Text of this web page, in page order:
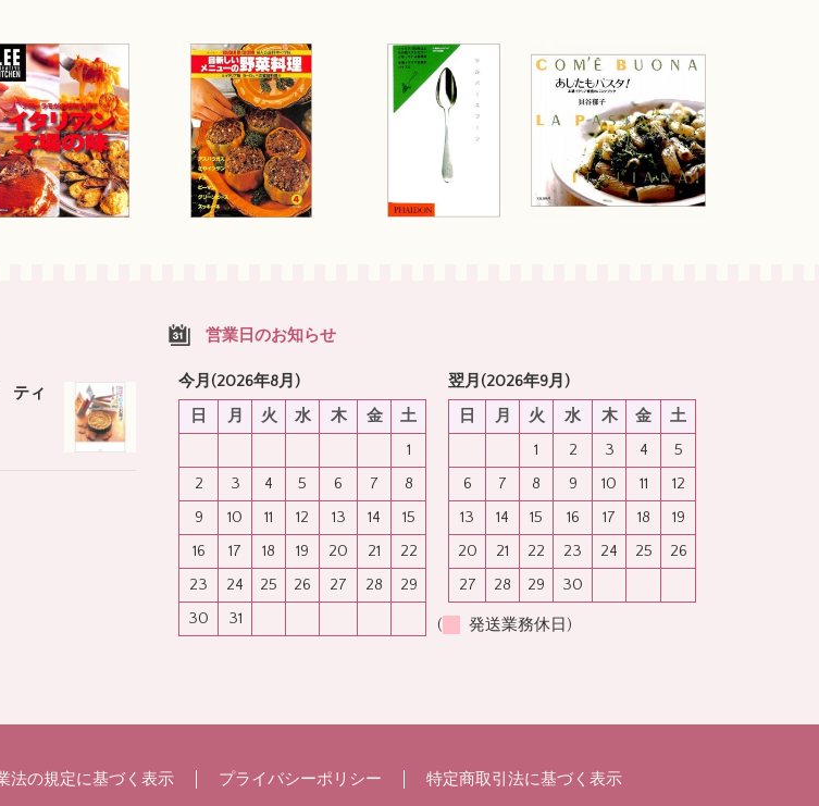
ティ
営業日のお知らせ
今月(2026年8月)
日
月 火 水 木 金
土
1
2
3 4 5 6 7
8
9
10 11 12 13 14
15
16
17 18 19 20 21
22
23
24 25 26 27 28
29
30
31
翌月(2026年9月)
日
月 火 水 木 金
土
1
2 3 4
5
6
7 8 9 10 11
12
13
14 15 16 17 18
19
20
21 22 23 24 25
26
27
28 29 30
( 発送業務休日)
法の規定に基づく表示 プライバシーポリシー 特定商取引法に基づく表示